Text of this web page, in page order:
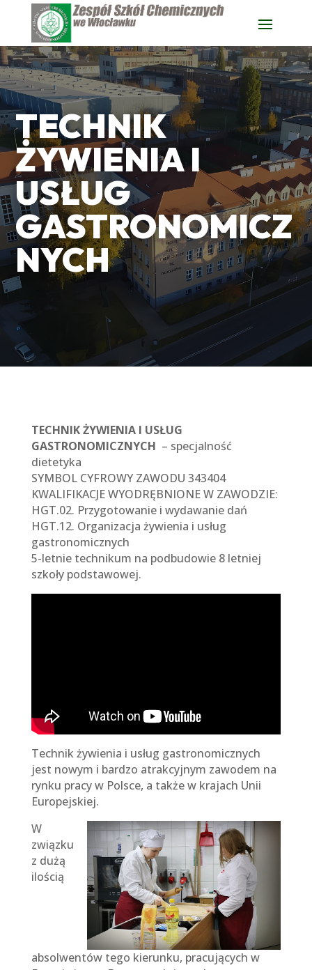
TECHNIK
ŻYWIENIA I
USŁUG
GASTRONOMICZ
NYCH
TECHNIK ŻYWIENIA I USŁUG
GASTRONOMICZNYCH – specjalność
dietetyka
SYMBOL CYFROWY ZAWODU 343404
KWALIFIKACJE WYODRĘBNIONE W ZAWODZIE:
HGT.02. Przygotowanie i wydawanie dań
HGT.12. Organizacja żywienia i usług
gastronomicznych
5-letnie technikum na podbudowie 8 letniej
szkoły podstawowej.
Technik żywienia i usług gastronomicznych
jest nowym i bardzo atrakcyjnym zawodem na
rynku pracy w Polsce, a także w krajach Unii
Europejskiej.
W
związku
z dużą
ilością
absolwentów tego kierunku, pracujących w